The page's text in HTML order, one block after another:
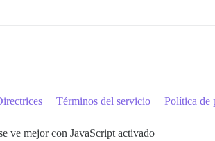
Términos del servicio Política de
ve mejor con JavaScript activado